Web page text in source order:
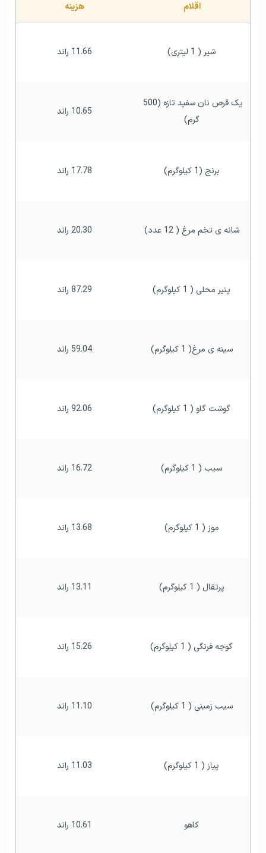
اقلام هزینه
شیر ( 1 لیتری) 11.66 راند
گرم)
10.65 راند
برنج (1 کیلوگرم) 17.78 راند
شانه ی تخم مرغ ( 12 عدد) 20.30 راند
پنیر محلی ( 1 کیلوگرم) 87.29 راند
سینه ی مرغ( 1 کیلوگرم) 59.04 راند
گوشت گاو ( 1 کیلوگرم) 92.06 راند
سیب ( 1 کیلوگرم) 16.72 راند
موز ( 1 کیلوگرم) 13.68 راند
پرتقال ( 1 کیلوگرم) 13.11 راند
گوجه فرنگی ( 1 کیلوگرم) 15.26 راند
سیب زمینی ( 1 کیلوگرم) 11.10 راند
پیاز ( 1 کیلوگرم) 11.03 راند
کاهو 10.61 راند